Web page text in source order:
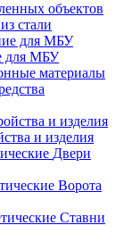
объектов
стали
для МБУ
материалы
и изделия
Двери
Ворота
Ставни